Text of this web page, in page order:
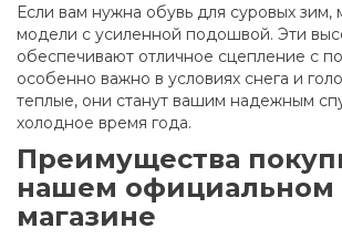
Если вам нужна обувь для суровых зим,
модели с усиленной подошвой. Эти
обеспечивают отличное сцепление с
особенно важно в условиях снега и
теплые, они станут вашим надежным
холодное время года.
Преимущества
нашем официальном
магазине